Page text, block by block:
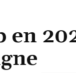
en